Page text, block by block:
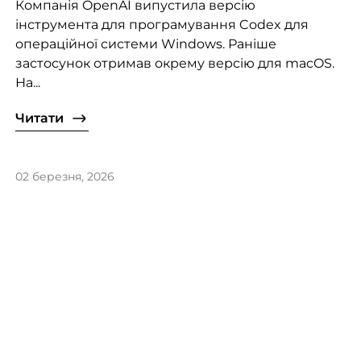
Компанія OpenAI випустила версію
інструмента для програмування Codex для
операційної системи Windows. Раніше
застосунок отримав окрему версію для macOS.
На...
Читати
02 березня, 2026